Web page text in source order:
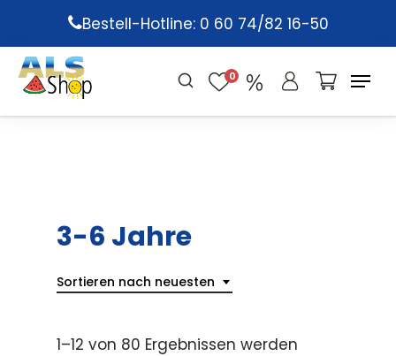
main
content
Bestell-Hotline: 0 60 74/82 16-50
0
3-6 Jahre
Sortieren nach neuesten
1–12 von 80 Ergebnissen werden